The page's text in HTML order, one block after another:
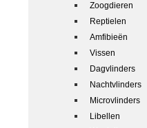
Zoogdieren
Reptielen
Amfibieën
Vissen
Dagvlinders
Nachtvlinders
Microvlinders
Libellen